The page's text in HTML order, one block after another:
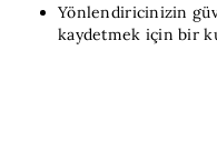
Yönlendiricinizin
kaydetmek için bir